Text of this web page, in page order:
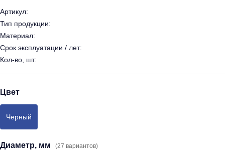
Артикул:
Тип продукции:
Материал:
Срок эксплуатации / лет:
Кол-во, шт:
Цвет
Черный
Диаметр, мм (27 вариантов)